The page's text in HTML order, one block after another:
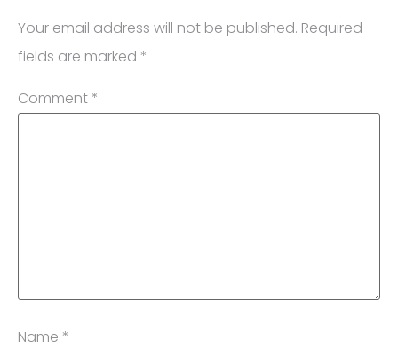
Your email address will not be published. Required
fields are marked *
Comment *
Name *